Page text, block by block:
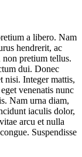
a libero. Nam
hendrerit, ac
pretium tellus.
dui. Donec
nisi. Integer mattis,
venenatis nunc
Nam urna diam,
iaculis dolor,
arcu et nulla
Suspendisse